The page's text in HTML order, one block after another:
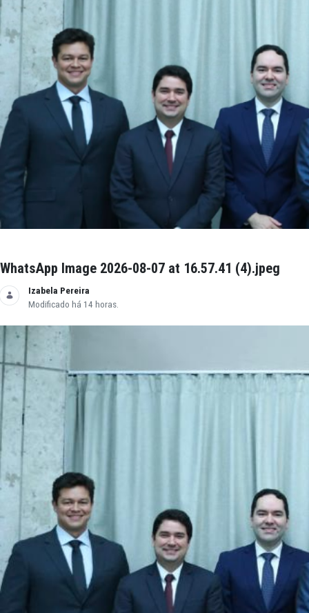
WhatsApp Image 2026-08-07 at 16.57.41
Izabela Pereira
Modificado há 14 horas.